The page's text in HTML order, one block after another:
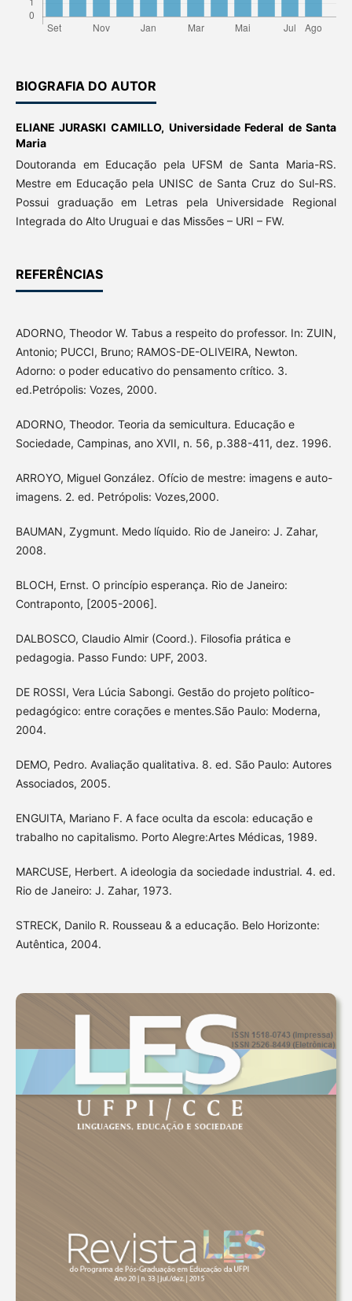
BIOGRAFIA DO AUTOR
ELIANE JURASKI CAMILLO, Universidade Federal de Santa
Maria
Doutoranda em Educação pela UFSM de Santa Maria-RS.
Mestre em Educação pela UNISC de Santa Cruz do Sul-RS.
Possui graduação em Letras pela Universidade Regional
Integrada do Alto Uruguai e das Missões – URI – FW.
REFERÊNCIAS
ADORNO, Theodor W. Tabus a respeito do professor. In: ZUIN,
Antonio; PUCCI, Bruno; RAMOS-DE-OLIVEIRA, Newton.
Adorno: o poder educativo do pensamento crítico. 3.
ed.Petrópolis: Vozes, 2000.
ADORNO, Theodor. Teoria da semicultura. Educação e
Sociedade, Campinas, ano XVII, n. 56, p.388-411, dez. 1996.
ARROYO, Miguel González. Ofício de mestre: imagens e auto-
imagens. 2. ed. Petrópolis: Vozes,2000.
BAUMAN, Zygmunt. Medo líquido. Rio de Janeiro: J. Zahar,
2008.
BLOCH, Ernst. O princípio esperança. Rio de Janeiro:
Contraponto, [2005-2006].
DALBOSCO, Claudio Almir (Coord.). Filosofia prática e
pedagogia. Passo Fundo: UPF, 2003.
DE ROSSI, Vera Lúcia Sabongi. Gestão do projeto político-
pedagógico: entre corações e mentes.São Paulo: Moderna,
2004.
DEMO, Pedro. Avaliação qualitativa. 8. ed. São Paulo: Autores
Associados, 2005.
ENGUITA, Mariano F. A face oculta da escola: educação e
trabalho no capitalismo. Porto Alegre:Artes Médicas, 1989.
MARCUSE, Herbert. A ideologia da sociedade industrial. 4. ed.
Rio de Janeiro: J. Zahar, 1973.
STRECK, Danilo R. Rousseau & a educação. Belo Horizonte:
Autêntica, 2004.